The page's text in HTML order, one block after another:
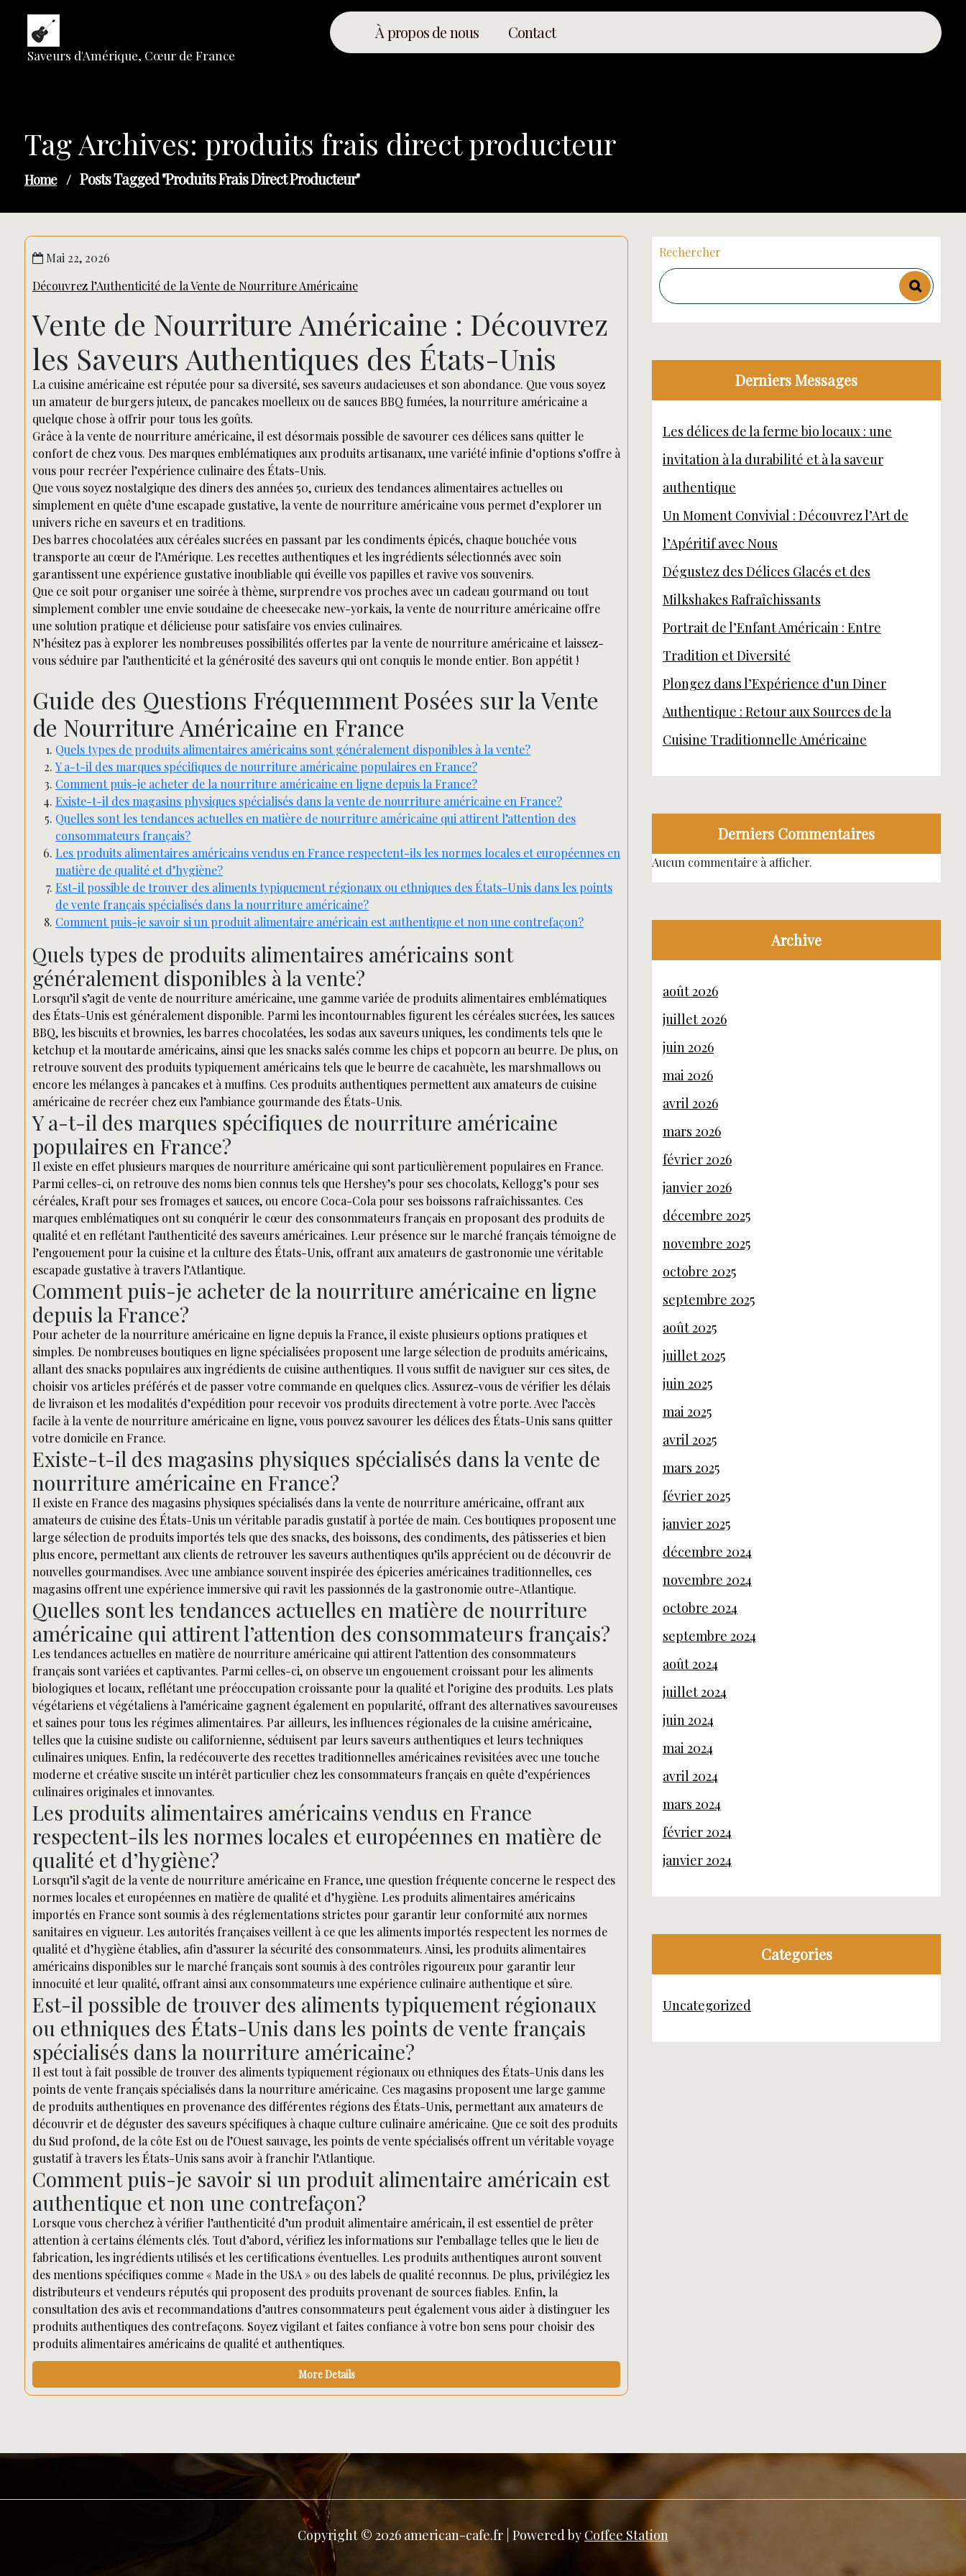
content
Saveurs d'Amérique, Cœur de France
À propos de nous Contact
Tag Archives: produits frais direct producteur
Home / Posts Tagged "produits Frais Direct Producteur"
Mai 22, 2026
Découvrez l’Authenticité de la Vente de Nourriture Américaine
Vente de Nourriture Américaine : Découvrez
les Saveurs Authentiques des États-Unis
La cuisine américaine est réputée pour sa diversité, ses saveurs audacieuses et son abondance. Que vous soyez
un amateur de burgers juteux, de pancakes moelleux ou de sauces BBQ fumées, la nourriture américaine a
quelque chose à offrir pour tous les goûts.
Grâce à la vente de nourriture américaine, il est désormais possible de savourer ces délices sans quitter le
confort de chez vous. Des marques emblématiques aux produits artisanaux, une variété infinie d’options s’offre à
vous pour recréer l’expérience culinaire des États-Unis.
Que vous soyez nostalgique des diners des années 50, curieux des tendances alimentaires actuelles ou
simplement en quête d’une escapade gustative, la vente de nourriture américaine vous permet d’explorer un
univers riche en saveurs et en traditions.
Des barres chocolatées aux céréales sucrées en passant par les condiments épicés, chaque bouchée vous
transporte au cœur de l’Amérique. Les recettes authentiques et les ingrédients sélectionnés avec soin
garantissent une expérience gustative inoubliable qui éveille vos papilles et ravive vos souvenirs.
Que ce soit pour organiser une soirée à thème, surprendre vos proches avec un cadeau gourmand ou tout
simplement combler une envie soudaine de cheesecake new-yorkais, la vente de nourriture américaine offre
une solution pratique et délicieuse pour satisfaire vos envies culinaires.
N’hésitez pas à explorer les nombreuses possibilités offertes par la vente de nourriture américaine et laissez-
vous séduire par l’authenticité et la générosité des saveurs qui ont conquis le monde entier. Bon appétit !
Guide des Questions Fréquemment Posées sur la Vente
de Nourriture Américaine en France
Quels types de produits alimentaires américains sont généralement disponibles à la vente?
Y a-t-il des marques spécifiques de nourriture américaine populaires en France?
Comment puis-je acheter de la nourriture américaine en ligne depuis la France?
Existe-t-il des magasins physiques spécialisés dans la vente de nourriture américaine en France?
Quelles sont les tendances actuelles en matière de nourriture américaine qui attirent l’attention des
consommateurs français?
Les produits alimentaires américains vendus en France respectent-ils les normes locales et européennes en
matière de qualité et d’hygiène?
Est-il possible de trouver des aliments typiquement régionaux ou ethniques des États-Unis dans les points
de vente français spécialisés dans la nourriture américaine?
Comment puis-je savoir si un produit alimentaire américain est authentique et non une contrefaçon?
Quels types de produits alimentaires américains sont
généralement disponibles à la vente?
Lorsqu’il s’agit de vente de nourriture américaine, une gamme variée de produits alimentaires emblématiques
des États-Unis est généralement disponible. Parmi les incontournables figurent les céréales sucrées, les sauces
BBQ, les biscuits et brownies, les barres chocolatées, les sodas aux saveurs uniques, les condiments tels que le
ketchup et la moutarde américains, ainsi que les snacks salés comme les chips et popcorn au beurre. De plus, on
retrouve souvent des produits typiquement américains tels que le beurre de cacahuète, les marshmallows ou
encore les mélanges à pancakes et à muffins. Ces produits authentiques permettent aux amateurs de cuisine
américaine de recréer chez eux l’ambiance gourmande des États-Unis.
Y a-t-il des marques spécifiques de nourriture américaine
populaires en France?
Il existe en effet plusieurs marques de nourriture américaine qui sont particulièrement populaires en France.
Parmi celles-ci, on retrouve des noms bien connus tels que Hershey’s pour ses chocolats, Kellogg’s pour ses
céréales, Kraft pour ses fromages et sauces, ou encore Coca-Cola pour ses boissons rafraîchissantes. Ces
marques emblématiques ont su conquérir le cœur des consommateurs français en proposant des produits de
qualité et en reflétant l’authenticité des saveurs américaines. Leur présence sur le marché français témoigne de
l’engouement pour la cuisine et la culture des États-Unis, offrant aux amateurs de gastronomie une véritable
escapade gustative à travers l’Atlantique.
Comment puis-je acheter de la nourriture américaine en ligne
depuis la France?
Pour acheter de la nourriture américaine en ligne depuis la France, il existe plusieurs options pratiques et
simples. De nombreuses boutiques en ligne spécialisées proposent une large sélection de produits américains,
allant des snacks populaires aux ingrédients de cuisine authentiques. Il vous suffit de naviguer sur ces sites, de
choisir vos articles préférés et de passer votre commande en quelques clics. Assurez-vous de vérifier les délais
de livraison et les modalités d’expédition pour recevoir vos produits directement à votre porte. Avec l’accès
facile à la vente de nourriture américaine en ligne, vous pouvez savourer les délices des États-Unis sans quitter
votre domicile en France.
Existe-t-il des magasins physiques spécialisés dans la vente de
nourriture américaine en France?
Il existe en France des magasins physiques spécialisés dans la vente de nourriture américaine, offrant aux
amateurs de cuisine des États-Unis un véritable paradis gustatif à portée de main. Ces boutiques proposent une
large sélection de produits importés tels que des snacks, des boissons, des condiments, des pâtisseries et bien
plus encore, permettant aux clients de retrouver les saveurs authentiques qu’ils apprécient ou de découvrir de
nouvelles gourmandises. Avec une ambiance souvent inspirée des épiceries américaines traditionnelles, ces
magasins offrent une expérience immersive qui ravit les passionnés de la gastronomie outre-Atlantique.
Quelles sont les tendances actuelles en matière de nourriture
américaine qui attirent l’attention des consommateurs français?
Les tendances actuelles en matière de nourriture américaine qui attirent l’attention des consommateurs
français sont variées et captivantes. Parmi celles-ci, on observe un engouement croissant pour les aliments
biologiques et locaux, reflétant une préoccupation croissante pour la qualité et l’origine des produits. Les plats
végétariens et végétaliens à l’américaine gagnent également en popularité, offrant des alternatives savoureuses
et saines pour tous les régimes alimentaires. Par ailleurs, les influences régionales de la cuisine américaine,
telles que la cuisine sudiste ou californienne, séduisent par leurs saveurs authentiques et leurs techniques
culinaires uniques. Enfin, la redécouverte des recettes traditionnelles américaines revisitées avec une touche
moderne et créative suscite un intérêt particulier chez les consommateurs français en quête d’expériences
culinaires originales et innovantes.
Les produits alimentaires américains vendus en France
respectent-ils les normes locales et européennes en matière de
qualité et d’hygiène?
Lorsqu’il s’agit de la vente de nourriture américaine en France, une question fréquente concerne le respect des
normes locales et européennes en matière de qualité et d’hygiène. Les produits alimentaires américains
importés en France sont soumis à des réglementations strictes pour garantir leur conformité aux normes
sanitaires en vigueur. Les autorités françaises veillent à ce que les aliments importés respectent les normes de
qualité et d’hygiène établies, afin d’assurer la sécurité des consommateurs. Ainsi, les produits alimentaires
américains disponibles sur le marché français sont soumis à des contrôles rigoureux pour garantir leur
innocuité et leur qualité, offrant ainsi aux consommateurs une expérience culinaire authentique et sûre.
Est-il possible de trouver des aliments typiquement régionaux
ou ethniques des États-Unis dans les points de vente français
spécialisés dans la nourriture américaine?
Il est tout à fait possible de trouver des aliments typiquement régionaux ou ethniques des États-Unis dans les
points de vente français spécialisés dans la nourriture américaine. Ces magasins proposent une large gamme
de produits authentiques en provenance des différentes régions des États-Unis, permettant aux amateurs de
découvrir et de déguster des saveurs spécifiques à chaque culture culinaire américaine. Que ce soit des produits
du Sud profond, de la côte Est ou de l’Ouest sauvage, les points de vente spécialisés offrent un véritable voyage
gustatif à travers les États-Unis sans avoir à franchir l’Atlantique.
Comment puis-je savoir si un produit alimentaire américain est
authentique et non une contrefaçon?
Lorsque vous cherchez à vérifier l’authenticité d’un produit alimentaire américain, il est essentiel de prêter
attention à certains éléments clés. Tout d’abord, vérifiez les informations sur l’emballage telles que le lieu de
fabrication, les ingrédients utilisés et les certifications éventuelles. Les produits authentiques auront souvent
des mentions spécifiques comme « Made in the USA » ou des labels de qualité reconnus. De plus, privilégiez les
distributeurs et vendeurs réputés qui proposent des produits provenant de sources fiables. Enfin, la
consultation des avis et recommandations d’autres consommateurs peut également vous aider à distinguer les
produits authentiques des contrefaçons. Soyez vigilant et faites confiance à votre bon sens pour choisir des
produits alimentaires américains de qualité et authentiques.
More Details
Rechercher
Derniers Messages
Les délices de la ferme bio locaux : une
invitation à la durabilité et à la saveur
authentique
Un Moment Convivial : Découvrez l’Art de
l’Apéritif avec Nous
Dégustez des Délices Glacés et des
Milkshakes Rafraîchissants
Portrait de l’Enfant Américain : Entre
Tradition et Diversité
Plongez dans l’Expérience d’un Diner
Authentique : Retour aux Sources de la
Cuisine Traditionnelle Américaine
Derniers Commentaires
Aucun commentaire à afficher.
Archive
août 2026
juillet 2026
juin 2026
mai 2026
avril 2026
mars 2026
février 2026
janvier 2026
décembre 2025
novembre 2025
octobre 2025
septembre 2025
août 2025
juillet 2025
juin 2025
mai 2025
avril 2025
mars 2025
février 2025
janvier 2025
décembre 2024
novembre 2024
octobre 2024
septembre 2024
août 2024
juillet 2024
juin 2024
mai 2024
avril 2024
mars 2024
février 2024
janvier 2024
Categories
Uncategorized
Copyright © 2026 american-cafe.fr | Powered by Coffee Station